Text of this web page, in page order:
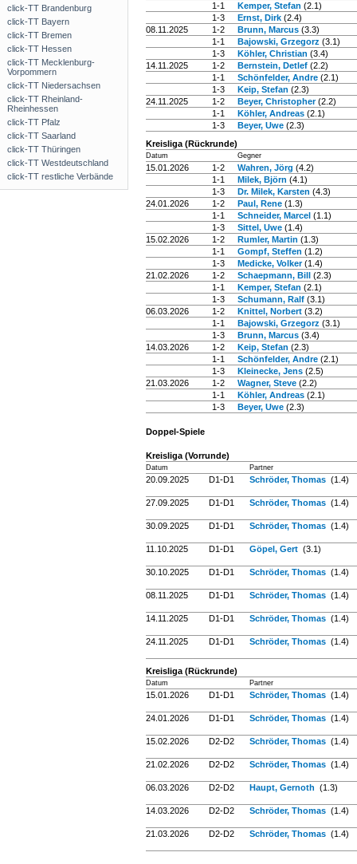
click-TT Brandenburg
click-TT Bayern
click-TT Bremen
click-TT Hessen
click-TT Mecklenburg-
Vorpommern
click-TT Niedersachsen
click-TT Rheinland-
Rheinhessen
click-TT Pfalz
click-TT Saarland
click-TT Thüringen
click-TT Westdeutschland
click-TT restliche Verbände
1-1
Kemper, Stefan (2.1)
1-3
Ernst, Dirk (2.4)
08.11.2025
1-2 Brunn, Marcus (3.3)
1-1
Bajowski, Grzegorz (3.1)
1-3
Köhler, Christian (3.4)
14.11.2025
1-2 Bernstein, Detlef (2.2)
1-1
Schönfelder, Andre (2.1)
1-3
Keip, Stefan (2.3)
24.11.2025
1-2 Beyer, Christopher(2.2)
1-1
Köhler, Andreas (2.1)
1-3
Beyer, Uwe (2.3)
Kreisliga (Rückrunde)
Datum Gegner
15.01.2026 1-2 Wahren, Jörg (4.2)
1-1
Milek, Björn (4.1)
1-3
Dr. Milek, Karsten (4.3)
24.01.2026
1-2 Paul, Rene (1.3)
1-1
Schneider, Marcel (1.1)
1-3
Sittel, Uwe (1.4)
15.02.2026
1-2 Rumler, Martin (1.3)
1-1
Gompf, Steffen (1.2)
1-3
Medicke, Volker(1.4)
21.02.2026
1-2 Schaepmann, Bill (2.3)
1-1
Kemper, Stefan (2.1)
1-3
Schumann, Ralf (3.1)
06.03.2026
1-2 Knittel, Norbert (3.2)
1-1
Bajowski, Grzegorz (3.1)
1-3
Brunn, Marcus (3.4)
14.03.2026
1-2 Keip, Stefan (2.3)
1-1
Schönfelder, Andre (2.1)
1-3
Kleinecke, Jens (2.5)
21.03.2026
1-2 Wagner, Steve (2.2)
1-1
Köhler, Andreas (2.1)
1-3
Beyer, Uwe (2.3)
Doppel-Spiele
Kreisliga (Vorrunde)
Datum Partner
20.09.2025 D1-D1 Schröder, Thomas (1.4)
27.09.2025 D1-D1 Schröder, Thomas (1.4)
30.09.2025 D1-D1 Schröder, Thomas (1.4)
11.10.2025 D1-D1 Göpel, Gert (3.1)
30.10.2025 D1-D1 Schröder, Thomas (1.4)
08.11.2025 D1-D1 Schröder, Thomas (1.4)
14.11.2025 D1-D1 Schröder, Thomas (1.4)
24.11.2025 D1-D1 Schröder, Thomas (1.4)
Kreisliga (Rückrunde)
Datum Partner
15.01.2026 D1-D1 Schröder, Thomas (1.4)
24.01.2026 D1-D1 Schröder, Thomas (1.4)
15.02.2026 D2-D2 Schröder, Thomas (1.4)
21.02.2026 D2-D2 Schröder, Thomas (1.4)
06.03.2026 D2-D2 Haupt, Gernoth (1.3)
14.03.2026 D2-D2 Schröder, Thomas (1.4)
21.03.2026 D2-D2 Schröder, Thomas (1.4)